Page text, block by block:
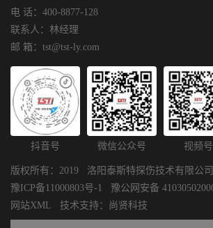
电 话：400-8877-128
联系人：林经理
邮 箱：tst@tst-ly.com
抖音号 微信公众号 视频号
版权所有：2019 洛阳泰斯特探伤技术有限公
豫ICP备11000803号-1
豫公网安备
网站XML 技术支持： 尚贤科技